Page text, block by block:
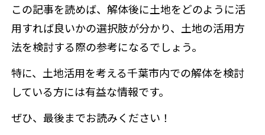
この記事を読めば、解体後に土地をどのように活
用すれば良いかの選択肢が分かり、土地の活用方
法を検討する際の参考になるでしょう。
特に、土地活用を考える千葉市内での解体を検討
している方には有益な情報です。
ぜひ、最後までお読みください！